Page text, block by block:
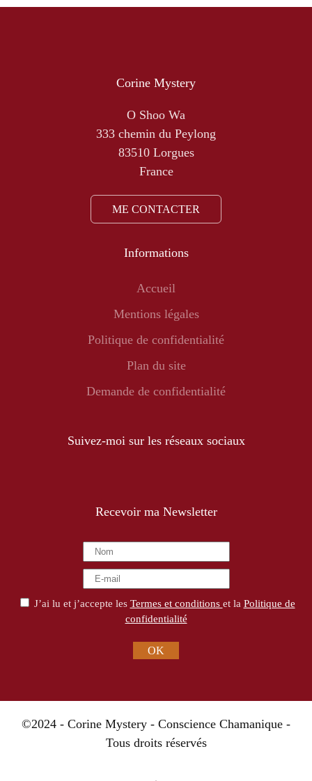
Corine Mystery
O Shoo Wa
333 chemin du Peylong
83510 Lorgues
France
ME CONTACTER
Informations
Accueil
Mentions légales
Politique de confidentialité
Plan du site
Demande de confidentialité
Suivez-moi sur les réseaux sociaux
Recevoir ma Newsletter
J’ai lu et j’accepte les Termes et conditions et la Politique de
confidentialité
OK
©2024 - Corine Mystery - Conscience Chamanique -
Tous droits réservés